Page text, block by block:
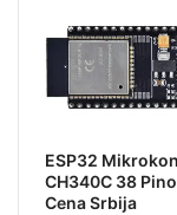
ESP32
CH340C 38
Cena Srbija